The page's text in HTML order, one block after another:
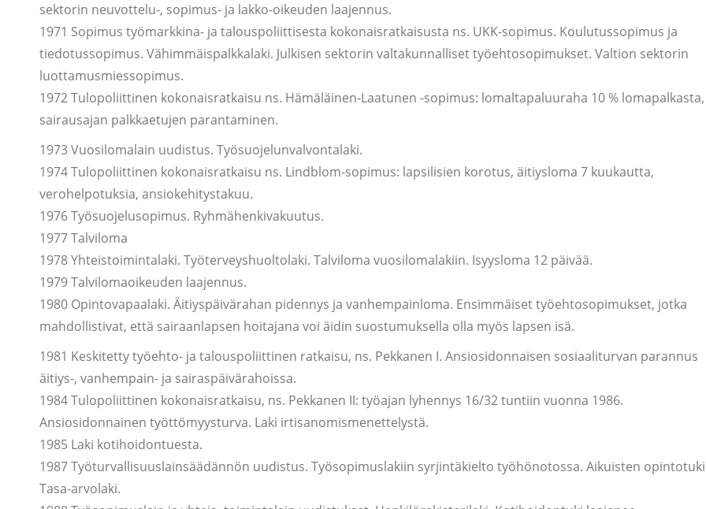
sektorin neuvottelu-, sopimus- ja lakko-oikeuden laajennus.
1971 Sopimus työmarkkina- ja talouspoliittisesta kokonaisratkaisusta ns. UKK-sopimus. Koulutussopimus ja
tiedotussopimus. Vähimmäispalkkalaki. Julkisen sektorin valtakunnalliset työehtosopimukset. Valtion sektorin
luottamusmiessopimus.
1972 Tulopoliittinen kokonaisratkaisu ns. Hämäläinen-Laatunen -sopimus: lomaltapaluuraha 10 % lomapalkasta,
sairausajan palkkaetujen parantaminen.
1973 Vuosilomalain uudistus. Työsuojelunvalvontalaki.
1974 Tulopoliittinen kokonaisratkaisu ns. Lindblom-sopimus: lapsilisien korotus, äitiysloma 7 kuukautta,
verohelpotuksia, ansiokehitystakuu.
1976 Työsuojelusopimus. Ryhmähenkivakuutus.
1977 Talviloma
1978 Yhteistoimintalaki. Työterveyshuoltolaki. Talviloma vuosilomalakiin. Isyysloma 12 päivää.
1979 Talvilomaoikeuden laajennus.
1980 Opintovapaalaki. Äitiyspäivärahan pidennys ja vanhempainloma. Ensimmäiset työehtosopimukset, jotka
mahdollistivat, että sairaanlapsen hoitajana voi äidin suostumuksella olla myös lapsen isä.
1981 Keskitetty työehto- ja talouspoliittinen ratkaisu, ns. Pekkanen I. Ansiosidonnaisen sosiaaliturvan parannus
äitiys-, vanhempain- ja sairaspäivärahoissa.
1984 Tulopoliittinen kokonaisratkaisu, ns. Pekkanen II: työajan lyhennys 16/32 tuntiin vuonna 1986.
Ansiosidonnainen työttömyysturva. Laki irtisanomismenettelystä.
1985 Laki kotihoidontuesta.
1987 Työturvallisuuslainsäädännön uudistus. Työsopimuslakiin syrjintäkielto työhönotossa. Aikuisten
Tasa-arvolaki.